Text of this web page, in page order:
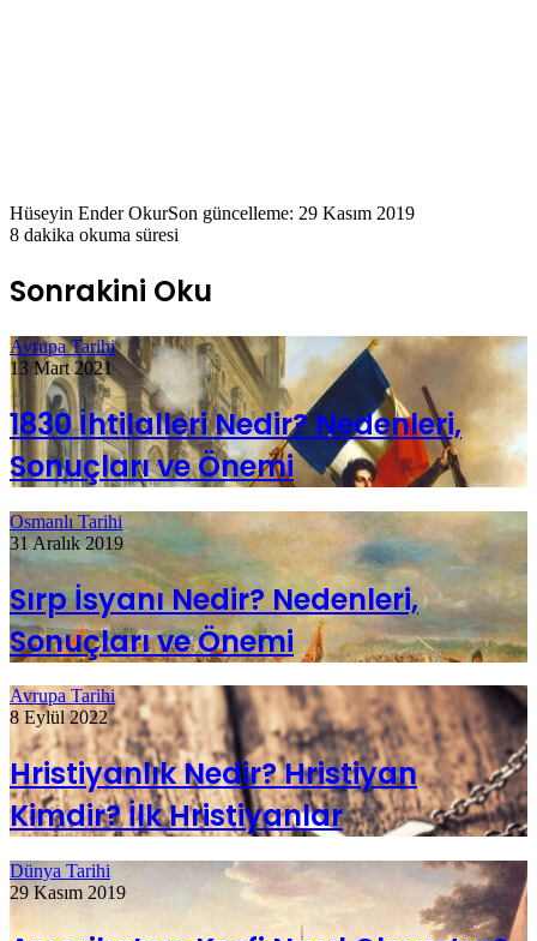
Hüseyin Ender OkurSon güncelleme: 29 Kasım 2019
8 dakika okuma süresi
Sonrakini Oku
Avrupa Tarihi
13 Mart 2021
1830 İhtilalleri Nedir? Nedenleri,
Sonuçları ve Önemi
Osmanlı Tarihi
31 Aralık 2019
Sırp İsyanı Nedir? Nedenleri,
Sonuçları ve Önemi
Avrupa Tarihi
8 Eylül 2022
Hristiyanlık Nedir? Hristiyan
Kimdir? İlk Hristiyanlar
Dünya Tarihi
29 Kasım 2019